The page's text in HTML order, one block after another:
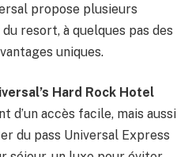
propose plusieurs
resort, à quelques pas des
uniques.
Hard Rock Hotel
d’un accès facile, mais aussi
du pass Universal Express